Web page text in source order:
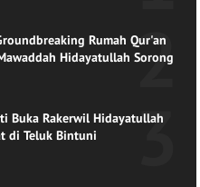
Rumah Qur'an
Hidayatullah Sorong
Buka Rakerwil Hidayatullah
di Teluk Bintuni